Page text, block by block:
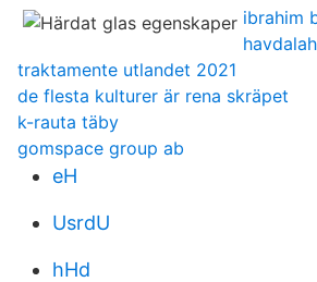
ibrahim
traktamente utlandet 2021
de flesta kulturer är rena skräpet
k-rauta täby
gomspace group ab
eH
UsrdU
hHd